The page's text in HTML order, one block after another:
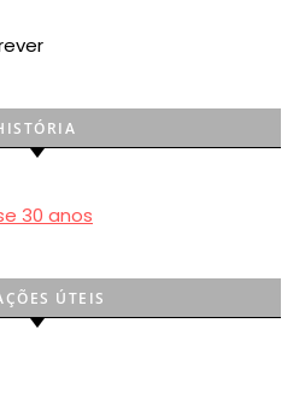
30 anos
ÚTEIS